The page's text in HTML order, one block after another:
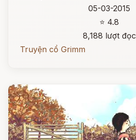
05-03-2015
⭐ 4.8
8,188 lượt đọc
Truyện cổ Grimm